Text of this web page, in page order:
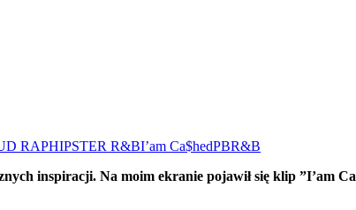
RAPHIPSTER R&BI’am Ca$hedPBR&B
inspiracji. Na moim ekranie pojawił się klip ”I’am